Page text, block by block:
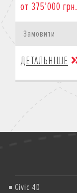
от 375’000 грн.
Замовити
ДЕТАЛЬНІШЕ
Civic 4D